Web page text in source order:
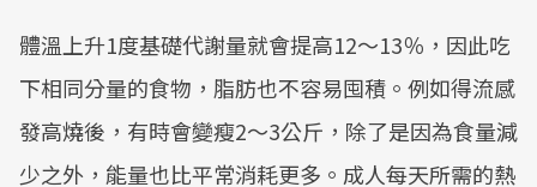
體溫上升1度基礎代謝量就會提高12～13％，因此吃
下相同分量的食物，脂肪也不容易囤積。例如得流感
發高燒後，有時會變瘦2～3公斤，除了是因為食量減
少之外，能量也比平常消耗更多。成人每天所需的熱